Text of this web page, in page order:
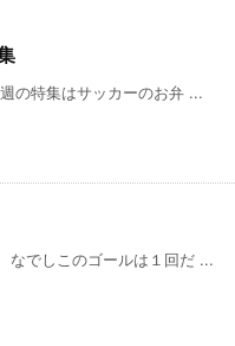
の特集はサッカーのお弁 ...
でしこのゴールは１回だ ...